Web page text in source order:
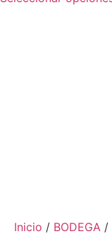
Inicio / BODEGA /